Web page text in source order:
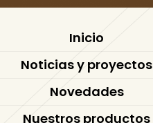
Inicio
Noticias y proyectos
Novedades
Nuestros productos